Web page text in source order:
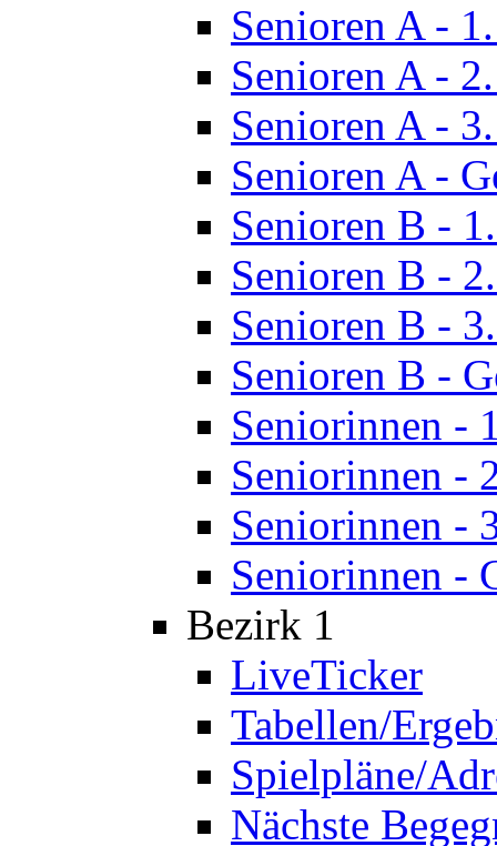
Senioren A -
Senioren A -
Senioren A -
Senioren A -
Senioren B -
Senioren B -
Senioren B -
Senioren B -
Seniorinnen -
Seniorinnen -
Seniorinnen -
Seniorinnen -
Bezirk 1
LiveTicker
Tabellen/
Spielpläne/
Nächste